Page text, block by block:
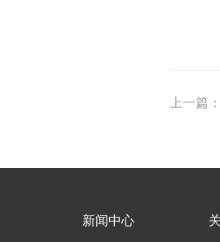
上一篇
新闻中心